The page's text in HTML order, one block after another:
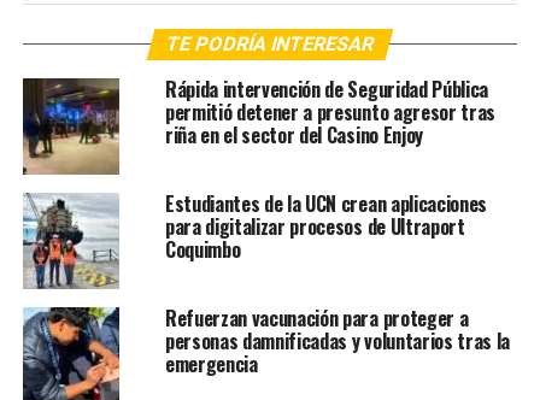
TE PODRÍA INTERESAR
Rápida intervención de Seguridad Pública
permitió detener a presunto agresor tras
riña en el sector del Casino Enjoy
Estudiantes de la UCN crean aplicaciones
para digitalizar procesos de Ultraport
Coquimbo
Refuerzan vacunación para proteger a
personas damnificadas y voluntarios tras la
emergencia